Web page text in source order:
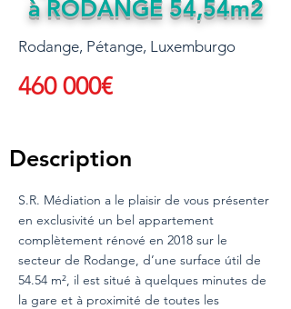
à RODANGE 54,54m2
Rodange, Pétange, Luxemburgo
460 000€
Description
S.R. Médiation a le plaisir de vous présenter
en exclusivité un bel appartement
complètement rénové en 2018 sur le
secteur de Rodange, d’une surface útil de
54.54 m², il est situé à quelques minutes de
la gare et à proximité de toutes les